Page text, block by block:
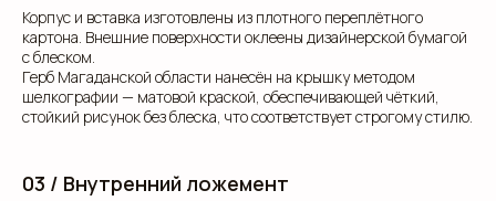
Корпус и вставка изготовлены из плотного переплётного
картона. Внешние поверхности оклеены дизайнерской бумагой
с блеском.
Герб Магаданской области нанесён на крышку методом
шелкографии — матовой краской, обеспечивающей чёткий,
стойкий рисунок без блеска, что соответствует строгому стилю.
03 / Внутренний ложемент